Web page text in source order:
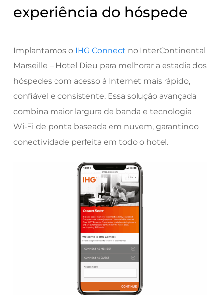
experiência do hóspede
Implantamos o IHG Connect no InterContinental
Marseille – Hotel Dieu para melhorar a estadia dos
hóspedes com acesso à Internet mais rápido,
confiável e consistente. Essa solução avançada
combina maior largura de banda e tecnologia
Wi-Fi de ponta baseada em nuvem, garantindo
conectividade perfeita em todo o hotel.